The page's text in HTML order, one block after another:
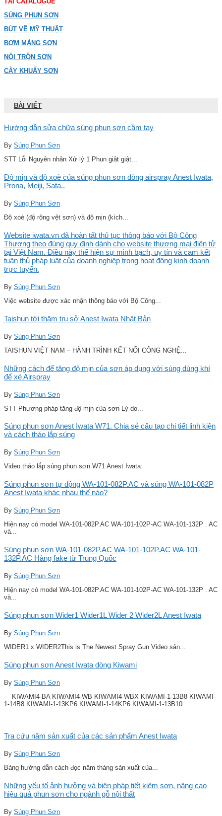
SÚNG PHUN SƠN
BÚT VẼ MỸ THUẬT
BƠM MÀNG SƠN
NỒI TRỘN SƠN
CÂY KHUẤY SƠN
BÀI VIẾT
Hướng dẫn sửa chữa súng phun sơn cầm tay
By Súng Phun Sơn
STT Lỗi Nguyên nhân Xử lý 1 Phun giật giật...
Độ mịn và độ xoè của súng phun sơn dòng airspray Anest Iwata,
Prona, Meiji, Sata..
By Súng Phun Sơn
Độ xoè (độ rộng vệt sơn) và độ mịn (kích...
Website iwata.vn đã hoàn tất thủ tục thông báo với Bộ Công
Thương theo đúng quy định dành cho website thương mại điện tử
tại Việt Nam. Điều này thể hiện sự minh bạch, uy tín và cam kết
tuân thủ pháp luật của doanh nghiệp trong hoạt động kinh doanh
trực tuyến.
By Súng Phun Sơn
Việc website được xác nhận thông báo với Bộ Công...
Taishun tới thăm trụ sở Anest Iwata Nhật Bản
By Súng Phun Sơn
TAISHUN VIỆT NAM – HÀNH TRÌNH KẾT NỐI CÔNG NGHỆ...
Những cách để tăng độ mịn của sơn áp dụng với súng dùng khí
để xé Airspray
By Súng Phun Sơn
STT Phương pháp tăng độ mịn của sơn Lý do...
Súng phun sơn Anest Iwata W71. Chia sẻ cấu tạo chi tiết linh kiện
và cách tháo lắp súng
By Súng Phun Sơn
Video tháo lắp súng phun sơn W71 Anest Iwata:
Súng phun sơn tự động WA-101-082P.AC và súng WA-101-082P
Anest Iwata khác nhau thế nào?
By Súng Phun Sơn
Hiện nay có model WA-101-082P.AC WA-101-102P-AC WA-101-132P . AC
và...
Súng phun sơn WA-101-082P.AC WA-101-102P.AC WA-101-
132P.AC Hàng fake từ Trung Quốc
By Súng Phun Sơn
Hiện nay có model WA-101-082P.AC WA-101-102P-AC WA-101-132P . AC
và...
Súng phun sơn Wider1 Wider1L Wider 2 Wider2L Anest Iwata
By Súng Phun Sơn
WIDER1 x WIDER2This is The Newest Spray Gun Video sản...
Súng phun sơn Anest Iwata dòng Kiwami
By Súng Phun Sơn
KIWAMI4-BA KIWAMI4-WB KIWAMI4-WBX KIWAMI-1-13B8 KIWAMI-
1-14B8 KIWAMI-1-13KP6 KIWAMI-1-14KP6 KIWAMI-1-13B10...
Tra cứu năm sản xuất của các sản phẩm Anest Iwata
By Súng Phun Sơn
Bảng hướng dẫn cách đọc năm tháng sản xuất của...
Những yếu tố ảnh hưởng và biện pháp tiết kiệm sơn, nâng cao
hiệu quả phun sơn cho ngành gỗ nội thất
By Súng Phun Sơn